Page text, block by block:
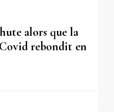
alors que la
rebondit en